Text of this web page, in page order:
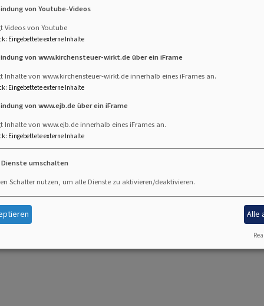
Erlöserkirche Landshut
10-11 Uhr
in der Erlöserkirche "Das Volk Gottes"
Campenhausen
Erlöserkirche
10-11 Uhr
von Youtube-Videos
Videos von Youtube
: Eingebettete externe Inhalte
von www.kirchensteuer-wirkt.de über ein iFrame
Inhalte von www.kirchensteuer-wirkt.de innerhalb eines iFrames an.
: Eingebettete externe Inhalte
von www.ejb.de über ein iFrame
Inhalte von www.ejb.de innerhalb eines iFrames an.
: Eingebettete externe Inhalte
umschalten
Schalter nutzen, um alle Dienste zu aktivieren/deaktivieren.
Alle